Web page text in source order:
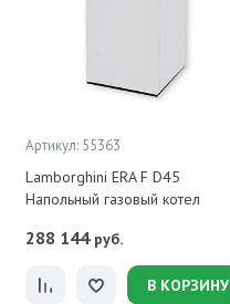
Артикул: 55363
Lamborghini ERA F D45
Напольный газовый котел
288 144 руб.
В КОРЗИНУ